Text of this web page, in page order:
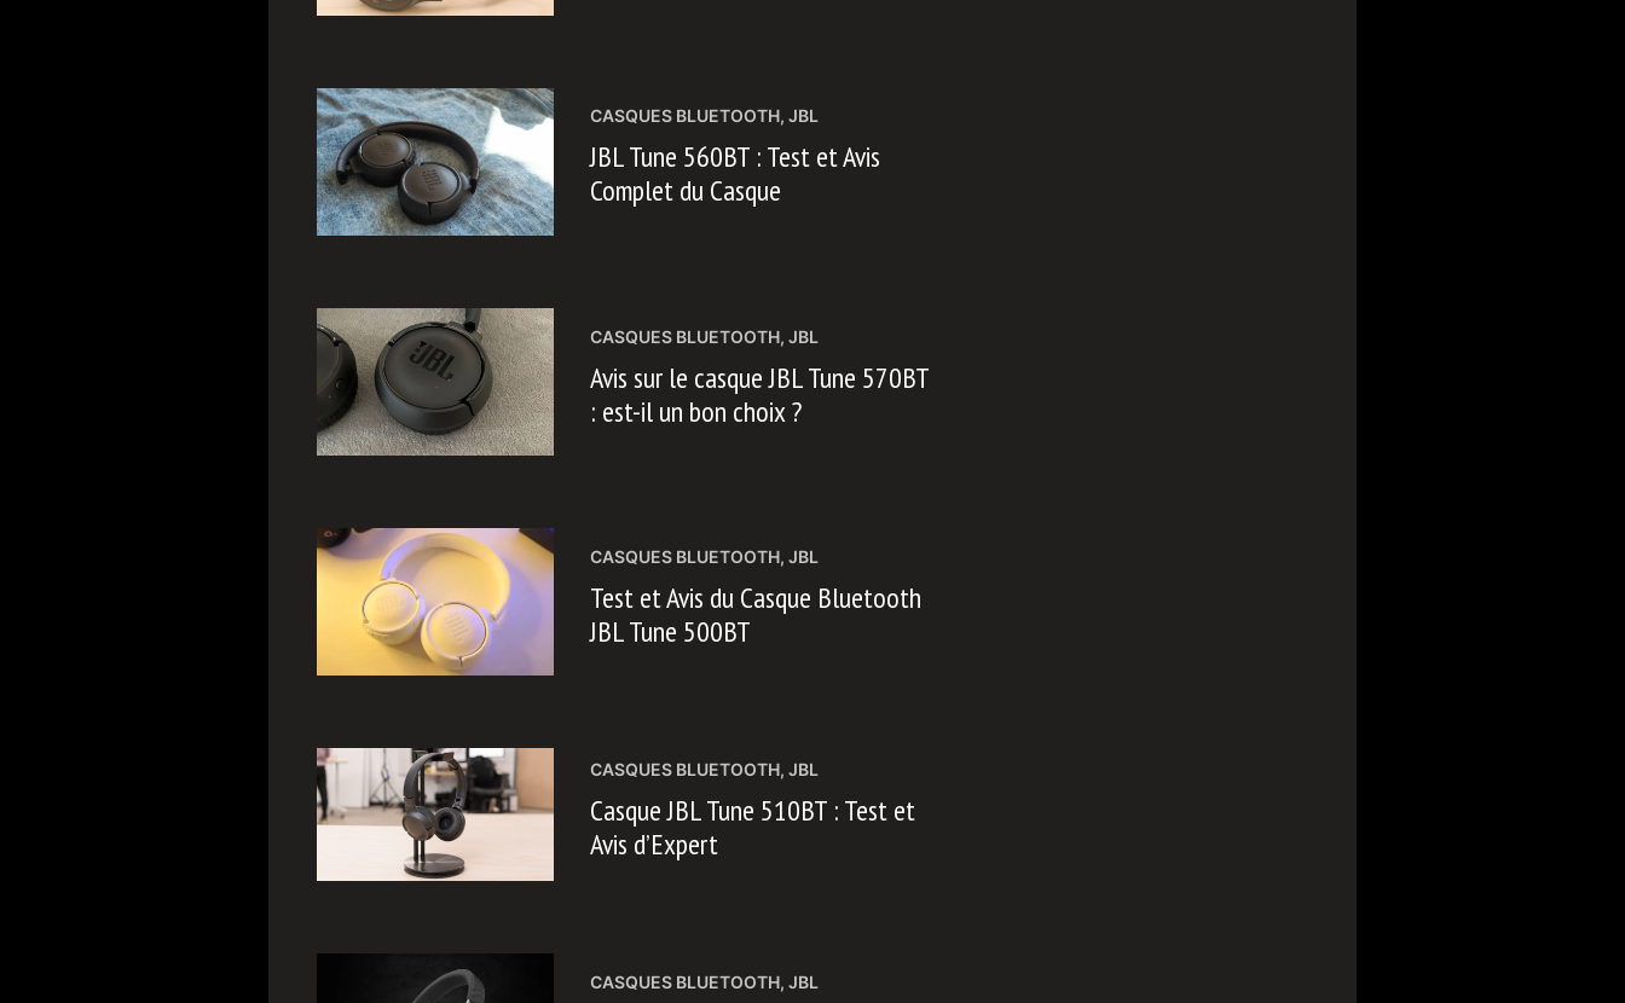
CASQUES BLUETOOTH, JBL
JBL Tune 560BT : Test et Avis
Complet du Casque
CASQUES BLUETOOTH, JBL
Avis sur le casque JBL Tune 570BT
: est-il un bon choix ?
CASQUES BLUETOOTH, JBL
Test et Avis du Casque Bluetooth
JBL Tune 500BT
CASQUES BLUETOOTH, JBL
Casque JBL Tune 510BT : Test et
Avis d’Expert
CASQUES BLUETOOTH, JBL